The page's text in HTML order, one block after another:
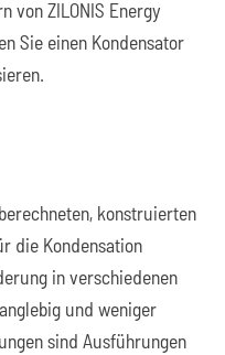
von ZILONIS Energy
Sie einen Kondensator
konstruierten
die Kondensation
in verschiedenen
und weniger
sind Ausführungen